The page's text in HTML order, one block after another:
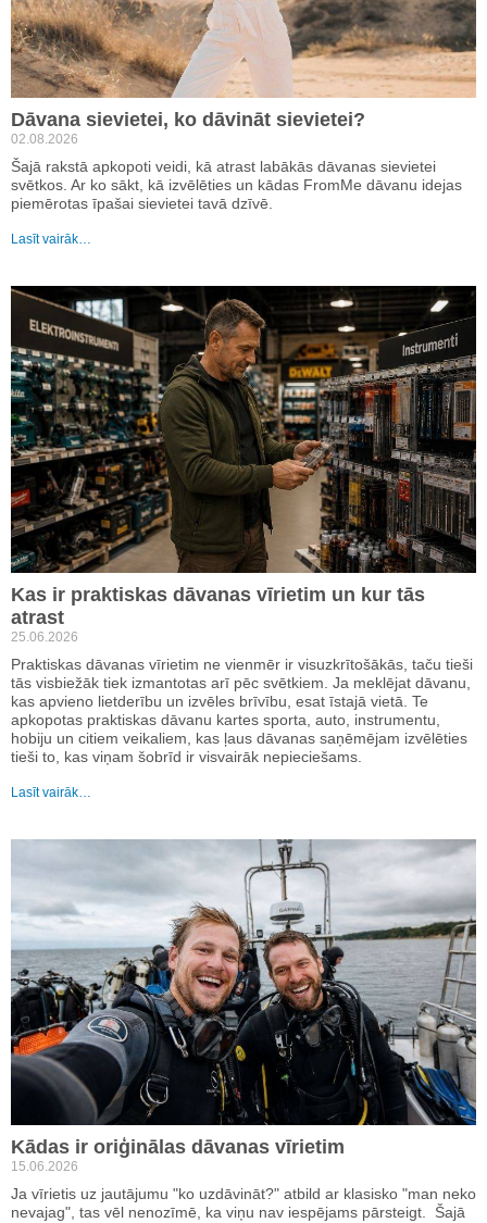
Dāvana sievietei, ko dāvināt sievietei?
02.08.2026
Šajā rakstā apkopoti veidi, kā atrast labākās dāvanas sievietei
svētkos. Ar ko sākt, kā izvēlēties un kādas FromMe dāvanu idejas
piemērotas īpašai sievietei tavā dzīvē.
Lasīt vairāk…
Kas ir praktiskas dāvanas vīrietim un kur tās
atrast
25.06.2026
Praktiskas dāvanas vīrietim ne vienmēr ir visuzkrītošākās, taču tieši
tās visbiežāk tiek izmantotas arī pēc svētkiem. Ja meklējat dāvanu,
kas apvieno lietderību un izvēles brīvību, esat īstajā vietā. Te
apkopotas praktiskas dāvanu kartes sporta, auto, instrumentu,
hobiju un citiem veikaliem, kas ļaus dāvanas saņēmējam izvēlēties
tieši to, kas viņam šobrīd ir visvairāk nepieciešams.
Lasīt vairāk…
Kādas ir oriģinālas dāvanas vīrietim
15.06.2026
Ja vīrietis uz jautājumu "ko uzdāvināt?" atbild ar klasisko "man neko
nevajag", tas vēl nenozīmē, ka viņu nav iespējams pārsteigt. Šajā